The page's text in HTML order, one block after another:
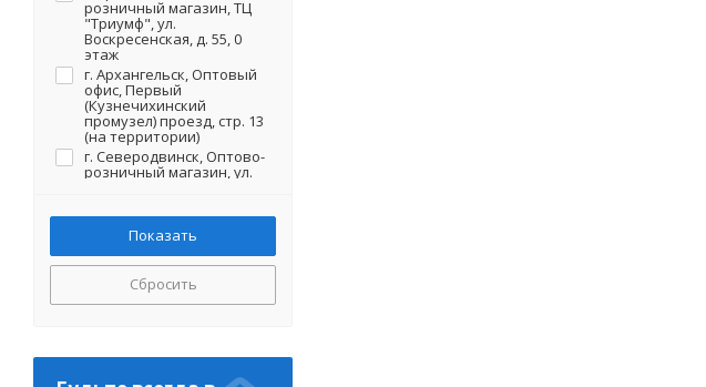
розничный магазин, ТЦ
"Триумф", ул.
Воскресенская, д. 55, 0
этаж
г. Архангельск, Оптовый
офис, Первый
(Кузнечихинский
промузел) проезд, стр. 13
(на территории)
г. Северодвинск, Оптово-
розничный магазин, ул.
Сбросить